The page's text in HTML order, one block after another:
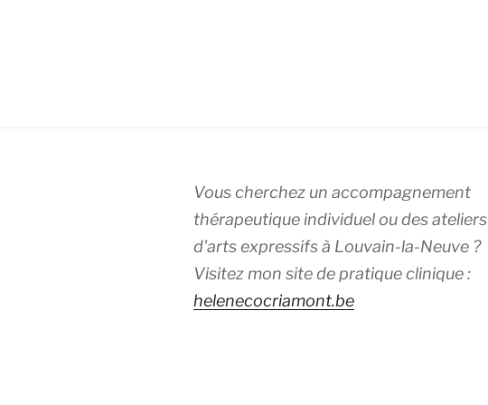
Vous cherchez un accompagnement
thérapeutique individuel ou des ateliers
d'arts expressifs à Louvain-la-Neuve ?
Visitez mon site de pratique clinique :
helenecocriamont.be